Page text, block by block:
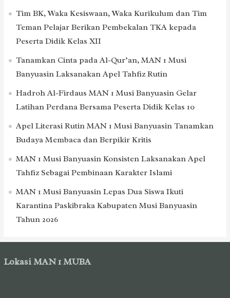
Tim BK, Waka Kesiswaan, Waka Kurikulum dan Tim
Teman Pelajar Berikan Pembekalan TKA kepada
Peserta Didik Kelas XII
Tanamkan Cinta pada Al-Qur’an, MAN 1 Musi
Banyuasin Laksanakan Apel Tahfiz Rutin
Hadroh Al-Firdaus MAN 1 Musi Banyuasin Gelar
Latihan Perdana Bersama Peserta Didik Kelas 10
Apel Literasi Rutin MAN 1 Musi Banyuasin Tanamkan
Budaya Membaca dan Berpikir Kritis
MAN 1 Musi Banyuasin Konsisten Laksanakan Apel
Tahfiz Sebagai Pembinaan Karakter Islami
MAN 1 Musi Banyuasin Lepas Dua Siswa Ikuti
Karantina Paskibraka Kabupaten Musi Banyuasin
Tahun 2026
Lokasi MAN 1 MUBA